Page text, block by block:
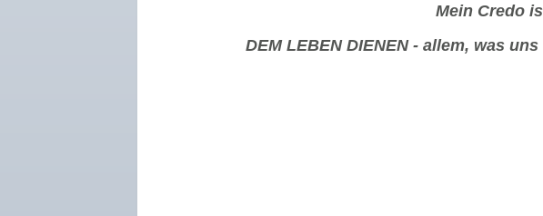
Mein Credo
DEM LEBEN DIENEN - allem, was